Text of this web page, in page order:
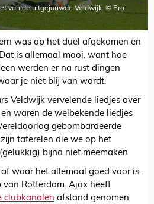
van de uitgejouwde Veldwijk. © Pro
was op het duel afgekomen en
is allemaal mooi, want hoe
werden er na rust dingen
je niet blij van wordt.
Veldwijk vervelende liedjes over
waren de welbekende liedjes
gebombardeerde
taferelen die we op het
bijna niet meemaken.
waar het allemaal goed voor is.
van Rotterdam. Ajax heeft
clubkanalen afstand genomen